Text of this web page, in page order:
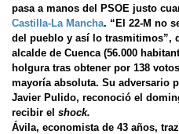
pasa a manos del PSOE justo
Castilla-La Mancha. “El 22-M no
del pueblo y así lo trasmitimos”,
alcalde de Cuenca (56.000
holgura tras obtener por 138
mayoría absoluta. Su adversario
Javier Pulido, reconoció el
recibir el shock.
Ávila, economista de 43 años,